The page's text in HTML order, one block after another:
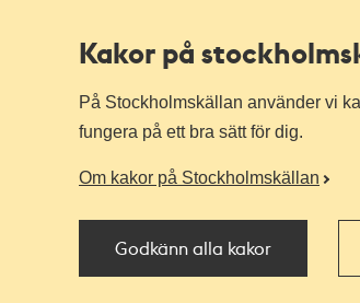
Kakor på
På Stockholmskällan använder vi
fungera på ett bra sätt för dig.
Om kakor på Stockholmskällan
Godkänn alla kakor